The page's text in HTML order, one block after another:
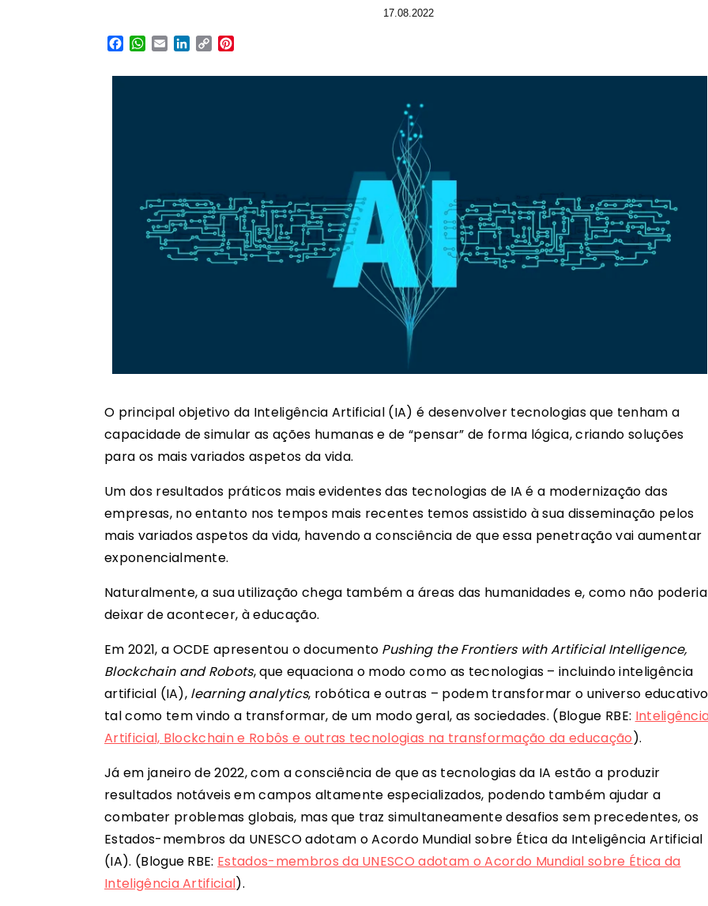
17.08.2022
Facebook
WhatsApp
EmailLinkedIn
Copy
O principal objetivo da Inteligência Artificial (IA) é desenvolver tecnologias que tenham a
capacidade de simular as ações humanas e de “pensar” de forma lógica, criando soluções
para os mais variados aspetos da vida.
Um dos resultados práticos mais evidentes das tecnologias de IA é a modernização das
empresas, no entanto nos tempos mais recentes temos assistido à sua disseminação pelos
mais variados aspetos da vida, havendo a consciência de que essa penetração vai aumentar
exponencialmente.
Naturalmente, a sua utilização chega também a áreas das humanidades e, como não poderia
deixar de acontecer, à educação.
Em 2021, a OCDE apresentou o documento Pushing the Frontiers with Artificial Intelligence,
Blockchain and Robots, que equaciona o modo como as tecnologias – incluindo inteligência
artificial (IA), learning analytics, robótica e outras – podem transformar o universo
tal como tem vindo a transformar, de um modo geral, as sociedades. (Blogue RBE:
Artificial, Blockchain e Robôs e outras tecnologias na transformação da educação).
Já em janeiro de 2022, com a consciência de que as tecnologias da IA estão a produzir
resultados notáveis em campos altamente especializados, podendo também ajudar a
combater problemas globais, mas que traz simultaneamente desafios sem precedentes, os
Estados-membros da UNESCO adotam o Acordo Mundial sobre Ética da Inteligência Artificial
(IA). (Blogue RBE: Estados-membros da UNESCO adotam o Acordo Mundial sobre Ética da
Inteligência Artificial).